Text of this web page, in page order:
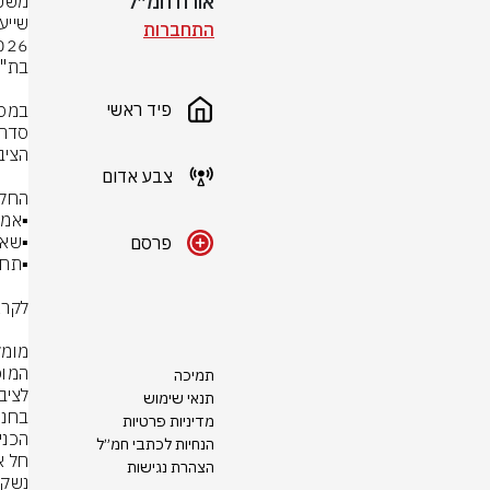
התחברות
פיד ראשי
צבע אדום
פרסם
תמיכה
תנאי שימוש
מדיניות פרטיות
הנחיות לכתבי חמ״ל
הצהרת נגישות